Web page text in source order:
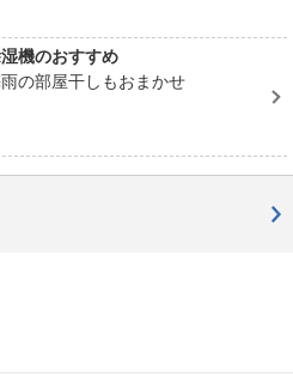
湿機のおすすめ
の部屋干しもおまかせ